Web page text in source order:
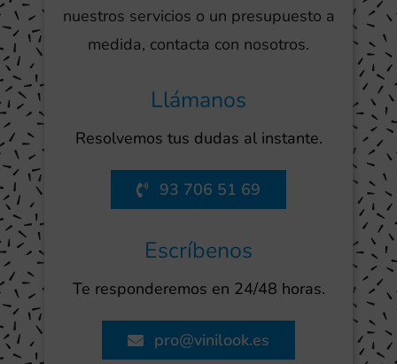
nuestros servicios o un presupuesto a
medida, contacta con nosotros.
Llámanos
Resolvemos tus dudas al instante.
93 706 51 69
Escríbenos
Te responderemos en 24/48 horas.
pro@vinilook.es